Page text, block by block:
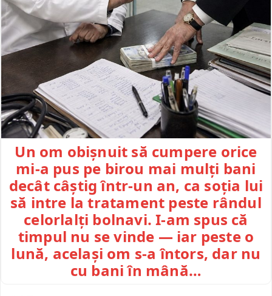
Un om obișnuit să cumpere orice
mi-a pus pe birou mai mulți bani
decât câștig într-un an, ca soția lui
să intre la tratament peste rândul
celorlalți bolnavi. I-am spus că
timpul nu se vinde — iar peste o
lună, același om s-a întors, dar nu
cu bani în mână…